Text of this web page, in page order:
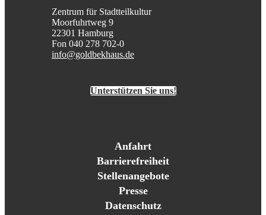
Zentrum für Stadtteilkultur
Moorfuhrtweg 9
22301 Hamburg
Fon 040 278 702-0
info@goldbekhaus.de
Unterstützen Sie uns!
Anfahrt
Barrierefreiheit
Stellenangebote
Presse
Datenschutz